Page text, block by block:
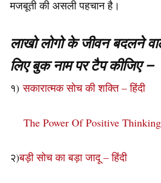
मजबूती की असली पहचान है।
लाखो लोगो के जीवन बदलने
लिए बुक नाम पर टैप कीजिए –
१)सकारात्मक सोच की शक्ति – हिंदी
The Power Of Positive
२)बड़ी सोच का बड़ा जादू – हिंदी